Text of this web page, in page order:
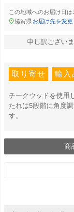
この地域へのお届け日
滋賀県 お届け先を変更
申し訳ござい
取り寄せ 輸入
チークウッドを使用
たれは5段階に角度
す。
商